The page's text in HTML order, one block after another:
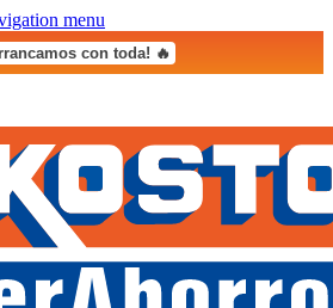
menu
con toda! 🔥